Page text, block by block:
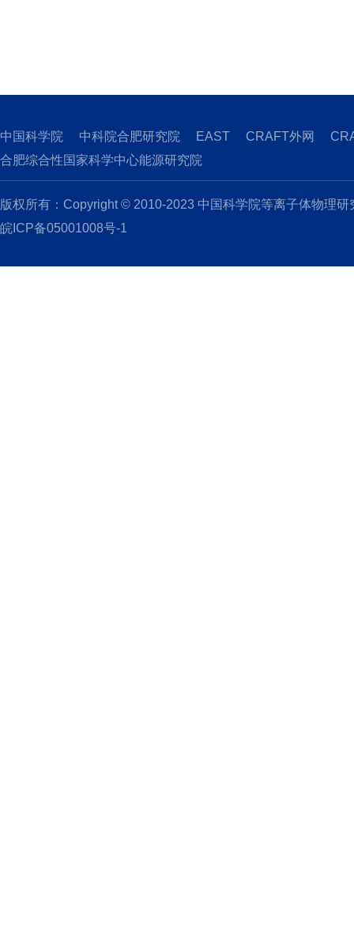
中国科学院 中科院合肥研究院 EAST CRAFT外网
合肥综合性国家科学中心能源研究院
版权所有：Copyright © 2010-2023 中国科学院等离子体物理
皖ICP备05001008号-1